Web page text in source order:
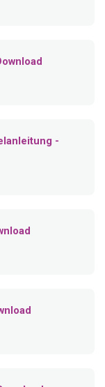
-